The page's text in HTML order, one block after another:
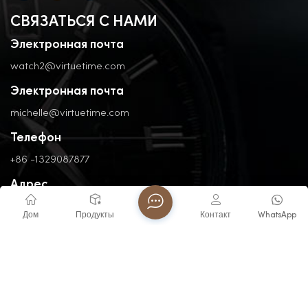
СВЯЗАТЬСЯ С НАМИ
Электронная почта
watch2@virtuetime.com
Электронная почта
michelle@virtuetime.com
Телефон
+86 -1329087877
Адрес
No. 3, Nanpu Road, Jinfeng Industrial Zone, Zhangzhou, Fujian,
China
Дом Продукты WhatsApp
Контакт